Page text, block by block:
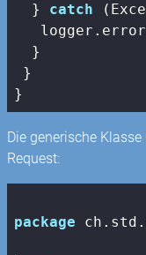
  }
catch
  }
}
}
Die generische
Request:
package